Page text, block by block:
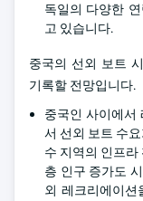
독일의 다양한
고 있습니다.
중국의 선외 보트
기록할 전망입니다.
중국인 사이에서
서 선외 보트 수
수 지역의 인프
층 인구 증가도
외 레크리에이